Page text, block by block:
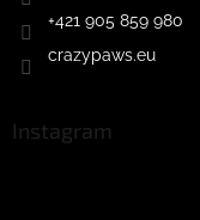
+421 905 859 980
crazypaws.eu
Instagram